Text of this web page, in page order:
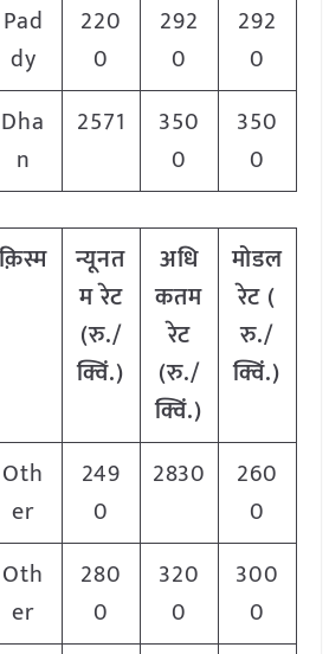
Pad
dy
220
0
292
0
292
0
Dha
n
2571
350
0
350
0
क़िस्म
न्यूनत
म रेट
(रु./
क्विं.)
अधि
कतम
रेट
(रु./
क्विं.)
मोडल
रेट (
रु./
क्विं.)
Oth
er
249
0
2830
260
0
Oth
er
280
0
320
0
300
0